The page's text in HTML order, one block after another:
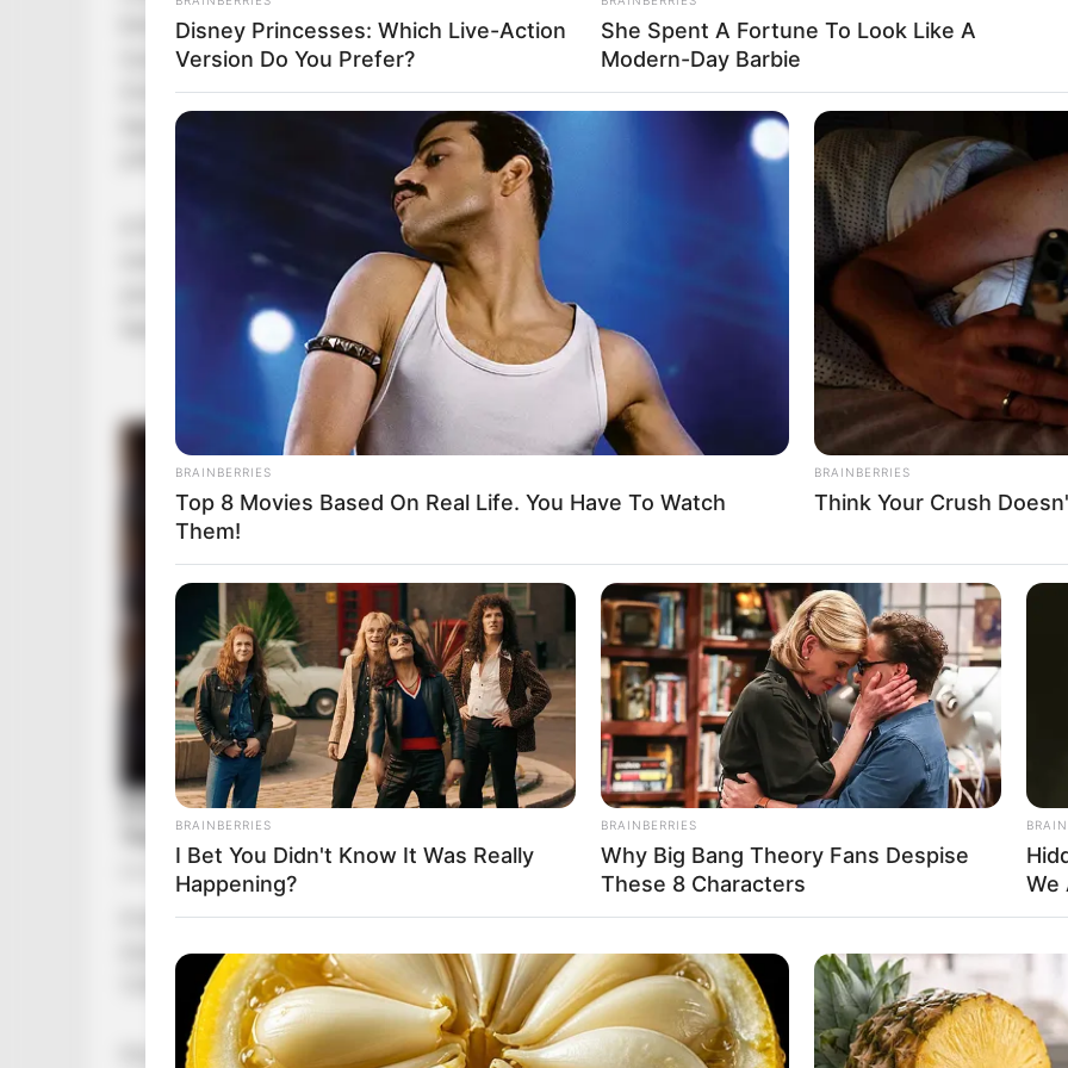
benyújtották a jövő évi költségvetési tervezetet, melyből kiderült az is, mennyivel kapnak több
nyugdíjat jövőre az érintettek. Mivel az emelést százalékos mértékben határozták meg, a pontos
összeg attól függ majd, hogy kinek mennyi volt a nyugdíja eddig. A Pénzcentrum közzétett oldalán
egy kalkulátort, hogy mindenki kiszámíthassa magának, pontosan hány forinttal nő az öregségi
A Pénzügyminisztérium által november végén kiadott, a társadalmi egyeztetési felületen közzétett
rendelettervezete szerint a nyugdíjasok és más társadalombiztosítási ellátásra jogosultak 2025
januárjától 3,2 százalékos emelésre számíthatnak jövőre. Februárban ráadásul a havi járandósággal
együtt érkezik a 13. havi nyugdíj. Ennyivel kapnak több pénzt jövőre a nyugdíjasok:
A kalkulátor segítségével nem csupán a várható havi emelés derülhet ki, hanem a pluszjuttatás
összege is. Mint írják, a januártól érvényes járadék kiszámításához a december havi nyugdíjat
1,032-del kell megszorozni.
Ha pedig arra vagyunk kíváncsiak, hogy mennyi lesz ebből az emelés mértéke, a december havi
Disney Princesses: Which Live-Action
Version Do You Prefer?
She Spent A Fortune To Look Like A
Modern-Day Barbie
BRAINBERRIES
Top 8 Movies Based On Real Life. You Have To Watch
Them!
BRAINBERRIES
Think Your Crush
BRAINBERRIES
I Bet You Didn't Know It Was Really
Happening?
BRAINBERRIES
Why Big Bang Theory Fans Despise
These 8 Characters
We